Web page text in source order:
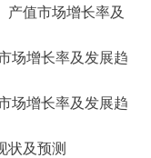
产值市场增长率及
场增长率及发展趋
场增长率及发展趋
状及预测